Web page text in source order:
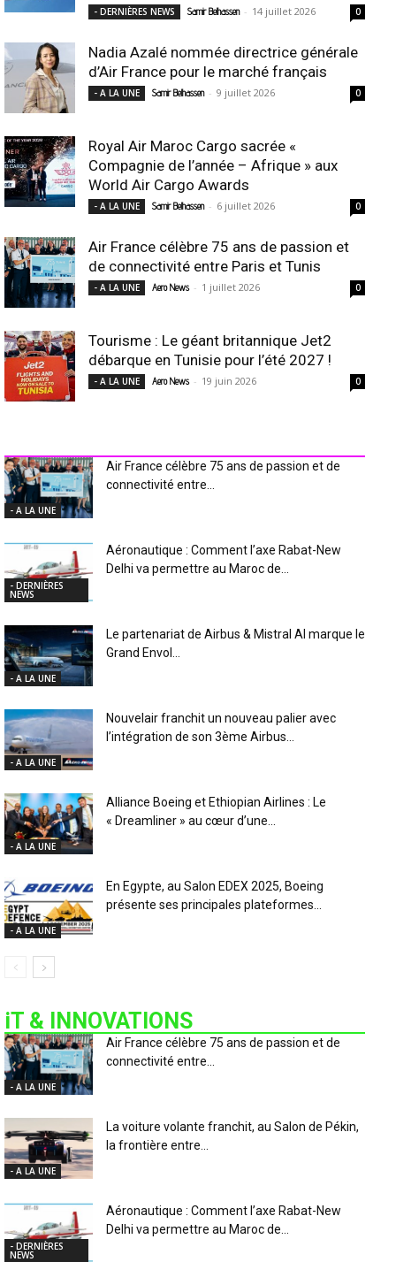
- DERNIÈRES NEWS Samir Belhassen - 14 juillet 2026 0
Nadia Azalé nommée directrice générale
d’Air France pour le marché français
- A LA UNE Samir Belhassen - 9 juillet 2026 0
Royal Air Maroc Cargo sacrée «
Compagnie de l’année – Afrique » aux
World Air Cargo Awards
- A LA UNE Samir Belhassen - 6 juillet 2026 0
Air France célèbre 75 ans de passion et
de connectivité entre Paris et Tunis
- A LA UNE Aero News - 1 juillet 2026 0
Tourisme : Le géant britannique Jet2
débarque en Tunisie pour l’été 2027 !
- A LA UNE Aero News - 19 juin 2026 0
- A LA UNE
Air France célèbre 75 ans de passion et de
connectivité entre...
- DERNIÈRES
NEWS
Aéronautique : Comment l’axe Rabat-New
Delhi va permettre au Maroc de...
- A LA UNE
Le partenariat de Airbus & Mistral AI marque le
Grand Envol...
- A LA UNE
Nouvelair franchit un nouveau palier avec
l’intégration de son 3ème Airbus...
- A LA UNE
Alliance Boeing et Ethiopian Airlines : Le
« Dreamliner » au cœur d’une...
- A LA UNE
En Egypte, au Salon EDEX 2025, Boeing
présente ses principales plateformes...
iT & INNOVATIONS
- A LA UNE
Air France célèbre 75 ans de passion et de
connectivité entre...
- A LA UNE
La voiture volante franchit, au Salon de Pékin,
la frontière entre...
- DERNIÈRES
NEWS
Aéronautique : Comment l’axe Rabat-New
Delhi va permettre au Maroc de...